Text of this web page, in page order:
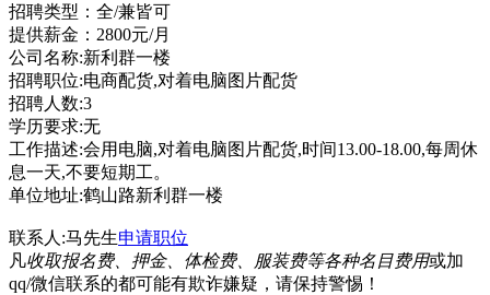
招聘类型：全/兼皆可
提供薪金：2800元/月
公司名称:新利群一楼
招聘职位:电商配货,对着电脑图片配货
招聘人数:3
学历要求:无
工作描述:会用电脑,对着电脑图片配货,时间13.00-18.00,每周休
息一天,不要短期工。
单位地址:鹤山路新利群一楼
联系人:马先生申请职位
凡收取报名费、押金、体检费、服装费等各种名目费用或加
qq/微信联系的都可能有欺诈嫌疑，请保持警惕！